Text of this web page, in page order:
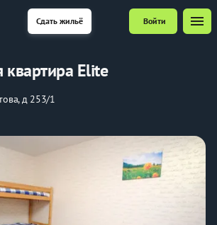
Сдать жильё Войти menu
Elite
д 253/1